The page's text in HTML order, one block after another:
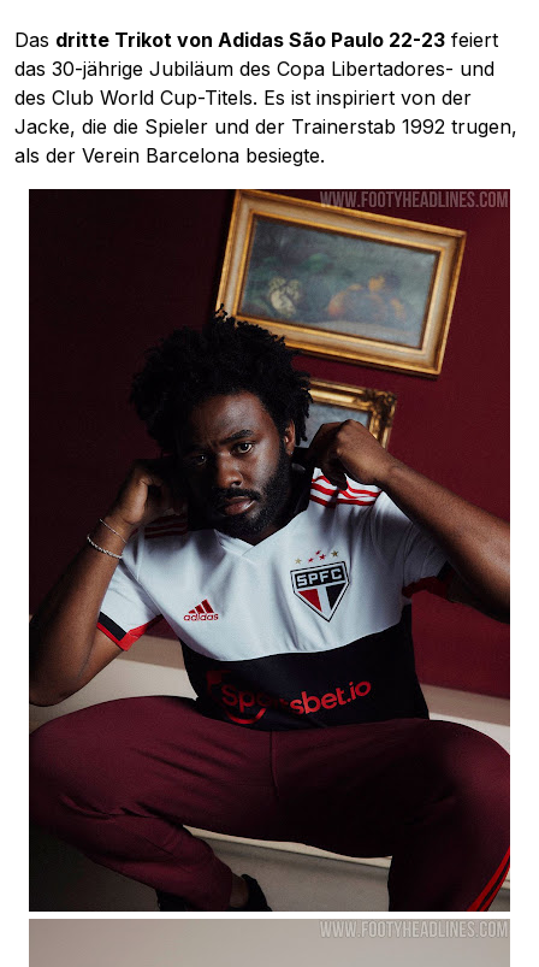
Das dritte Trikot von Adidas São Paulo 22-23 feiert
das 30-jährige Jubiläum des Copa Libertadores- und
des Club World Cup-Titels. Es ist inspiriert von der
Jacke, die die Spieler und der Trainerstab 1992 trugen,
als der Verein Barcelona besiegte.